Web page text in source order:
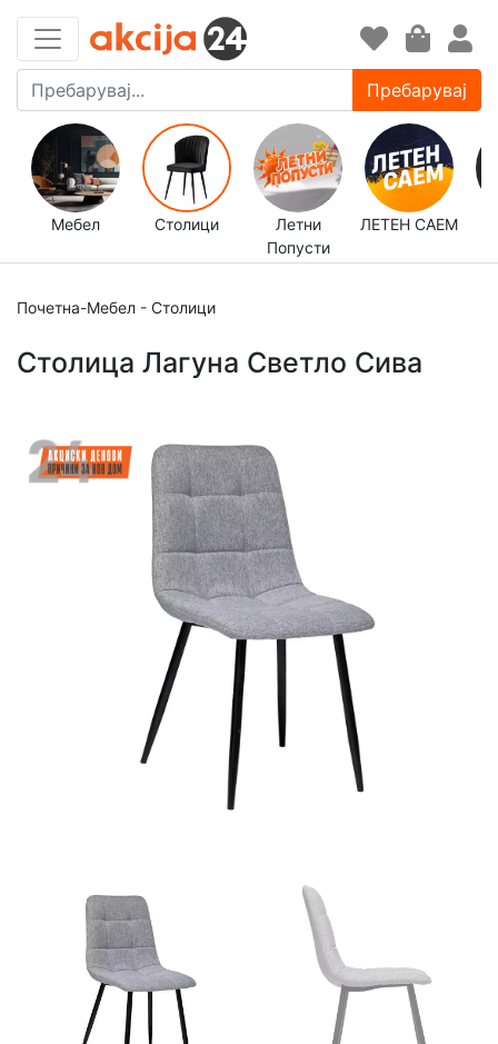
Пребарувај
Мебел Столици
Летни
Попусти
ЛЕТЕН САЕМ
Почетна-Мебел - Столици
Столица Лагуна Светло Сива